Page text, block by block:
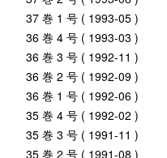
37 巻 1 号 ( 1993-05 )
36 巻 4 号 ( 1993-03 )
36 巻 3 号 ( 1992-11 )
36 巻 2 号 ( 1992-09 )
36 巻 1 号 ( 1992-06 )
35 巻 4 号 ( 1992-02 )
35 巻 3 号 ( 1991-11 )
35 巻 2 号 ( 1991-08 )